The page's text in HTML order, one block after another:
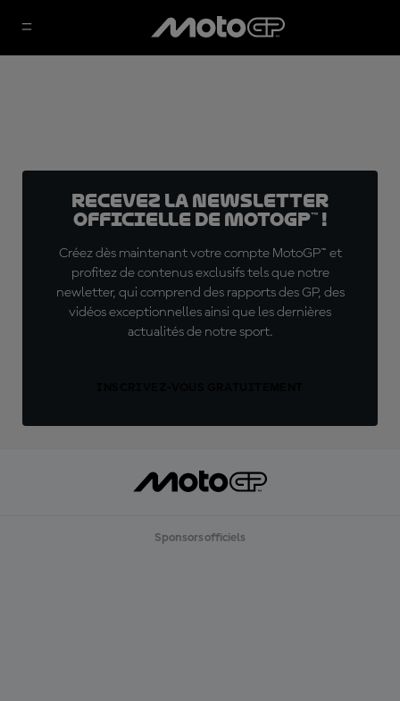
Recevez la Newsletter
officielle de MotoGP™ !
Créez dès maintenant votre compte MotoGP™ et
profitez de contenus exclusifs tels que notre
newletter, qui comprend des rapports des GP, des
vidéos exceptionnelles ainsi que les dernières
actualités de notre sport.
Sponsors officiels